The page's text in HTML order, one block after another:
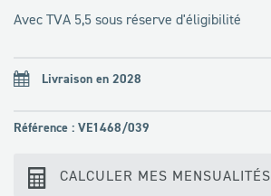
Avec TVA 5,5 sous réserve d'éligibilité
Livraison en 2028
Référence : VE1468/039
CALCULER MES MENSUALITÉS